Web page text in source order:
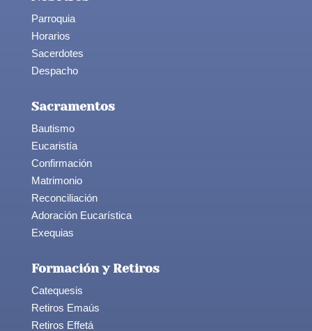
Parroquia
Horarios
Sacerdotes
Despacho
Sacramentos
Bautismo
Eucaristía
Confirmación
Matrimonio
Reconciliación
Adoración Eucarística
Exequias
Formación y Retiros
Catequesis
Retiros Emaús
Retiros Effetá